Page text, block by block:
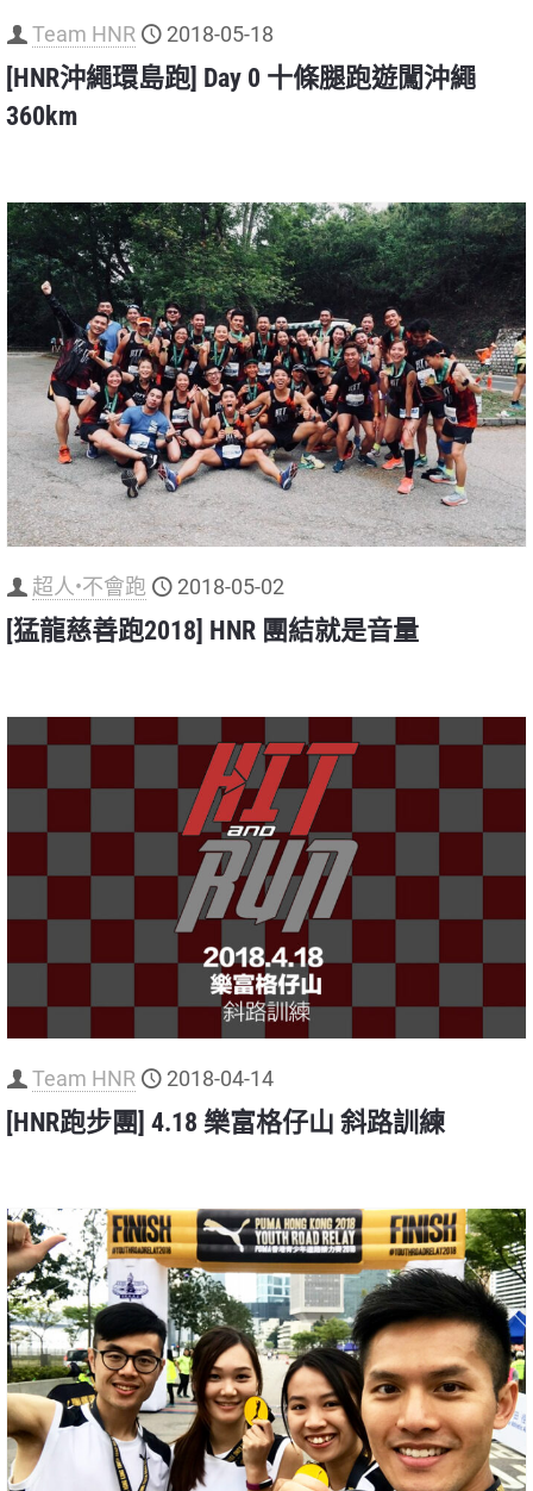
Team HNR 2018-05-18
[HNR沖繩環島跑] Day 0 十條腿跑遊闖沖繩
360km
超人•不會跑 2018-05-02
[猛龍慈善跑2018] HNR 團結就是音量
Team HNR 2018-04-14
[HNR跑步團] 4.18 樂富格仔山 斜路訓練